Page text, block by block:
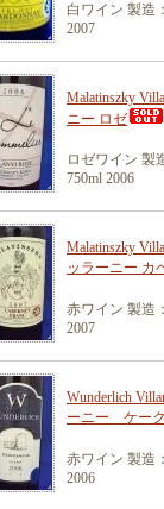
白ワイン 製造
2007
Malatinszky
ニー ロゼ
ロゼワイン 製
750ml 2006
Malatinszky
ッラーニー カ
赤ワイン 製造
2007
Wunderlich
ーニー ケー
赤ワイン 製造
2006